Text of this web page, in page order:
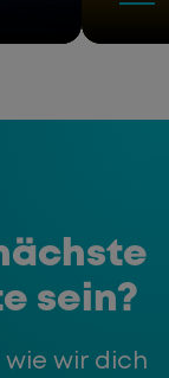
sein?
wir dich